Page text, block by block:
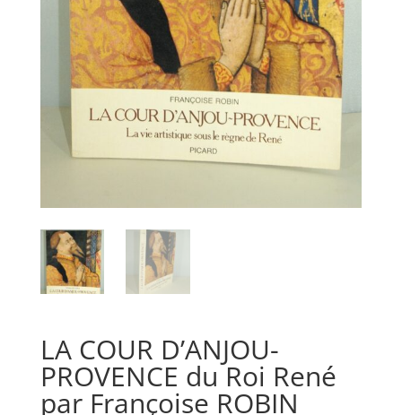
LA COUR D’ANJOU-
PROVENCE du Roi René
par Françoise ROBIN